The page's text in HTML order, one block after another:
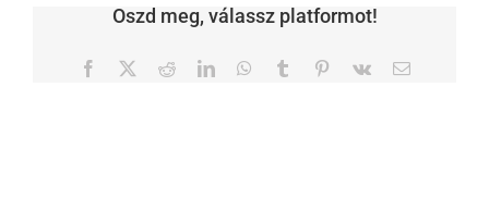
Oszd meg, válassz platformot!
Facebook RedditLinkedInWhatsApp
Tumblr Pinterest
Vk Email: